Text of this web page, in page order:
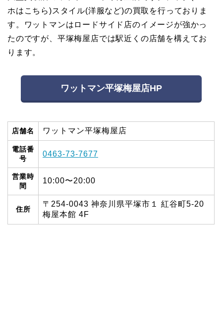
ホはこちら)スタイル(洋服など)の買取を行っておりま
す。ワットマンはロードサイド店のイメージが強かっ
たのですが、平塚梅屋店では駅近くの店舗を構えてお
ります。
ワットマン平塚梅屋店HP
店舗名 ワットマン平塚梅屋店
電話番
号
0463-73-7677
営業時
間
10:00〜20:00
住所
〒254-0043 神奈川県平塚市１ 紅谷町5-20
梅屋本館 4F